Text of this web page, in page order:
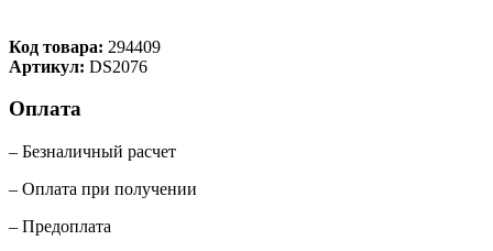
Код товара: 294409
Артикул: DS2076
Оплата
– Безналичный расчет
– Оплата при получении
– Предоплата